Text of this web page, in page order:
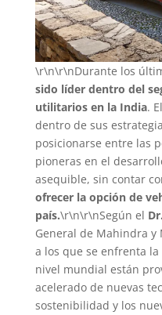
\r\n\r\nDurante los
sido líder dentro del
utilitarios en la India.
dentro de sus
posicionarse entre las
pioneras en el
asequible, sin contar
ofrecer la opción de
país.\r\n\r\nSegún el
General de Mahindra y
a los que se enfrenta
nivel mundial están
acelerado de nuevas
sostenibilidad y los